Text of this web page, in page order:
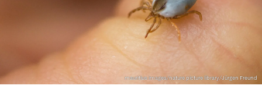
mauritius images/nature picture library/Jürgen Freund